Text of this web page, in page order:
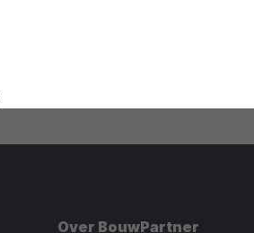
Over BouwPartner